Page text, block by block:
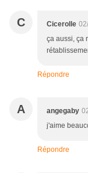
C Cicerolle
ça aussi, ça
Répondre
A angegaby
j'aime
Répondre